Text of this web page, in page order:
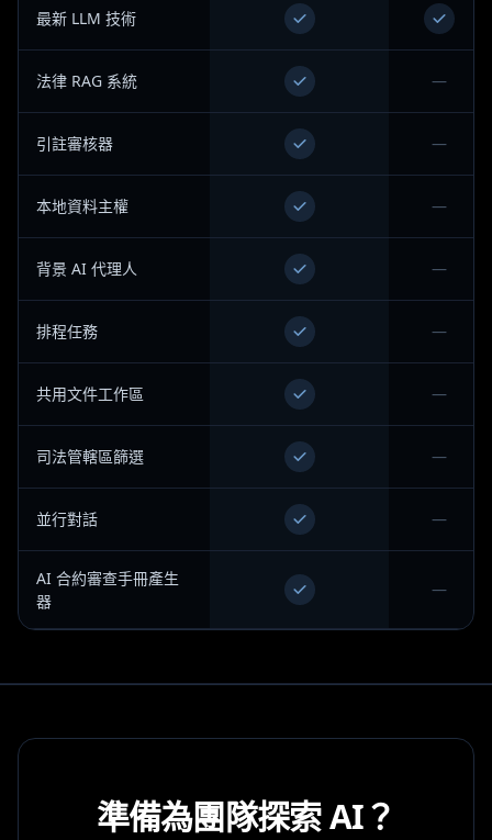
最新 LLM 技術
法律 RAG 系統 —
引註審核器 —
本地資料主權 —
背景 AI 代理人 —
排程任務 —
共用文件工作區 —
司法管轄區篩選 —
並行對話 —
AI 合約審查手冊產生
器
—
準備為團隊探索 AI？